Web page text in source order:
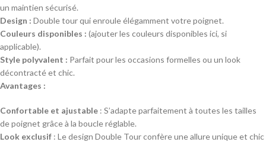
un maintien sécurisé.
Design : Double tour qui enroule élégamment votre poignet.
Couleurs disponibles : (ajouter les couleurs disponibles ici, si
applicable).
Style polyvalent : Parfait pour les occasions formelles ou un look
décontracté et chic.
Avantages :
Confortable et ajustable : S’adapte parfaitement à toutes les tailles
de poignet grâce à la boucle réglable.
Look exclusif : Le design Double Tour confère une allure unique et chic